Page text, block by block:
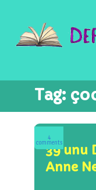
Ana
Ben
Emeği
Tag:
4
comments
39’unu
Anne